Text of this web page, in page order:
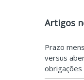
Artigos
Prazo
versus
obrigações